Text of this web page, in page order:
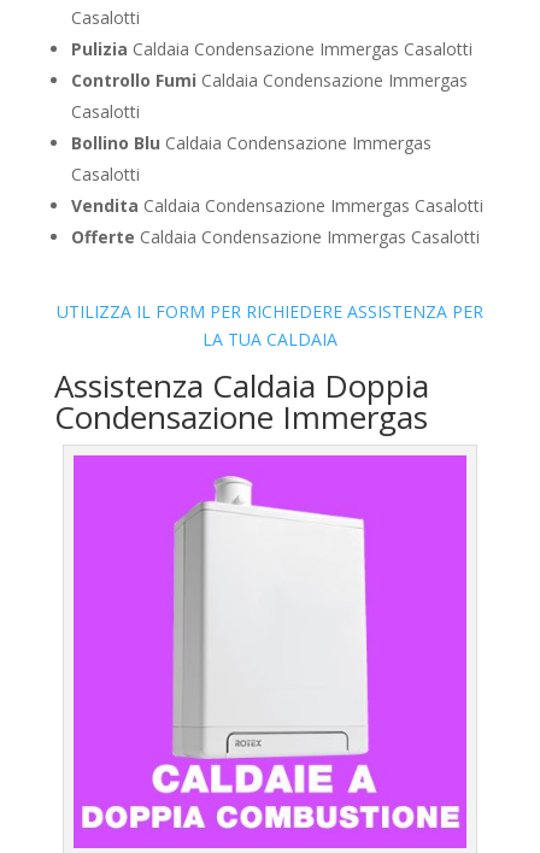
Casalotti
Pulizia Caldaia Condensazione Immergas Casalotti
Controllo Fumi Caldaia Condensazione Immergas
Casalotti
Bollino Blu Caldaia Condensazione Immergas
Casalotti
Vendita Caldaia Condensazione Immergas Casalotti
Offerte Caldaia Condensazione Immergas Casalotti
UTILIZZA IL FORM PER RICHIEDERE ASSISTENZA PER
LA TUA CALDAIA
Assistenza Caldaia Doppia
Condensazione Immergas